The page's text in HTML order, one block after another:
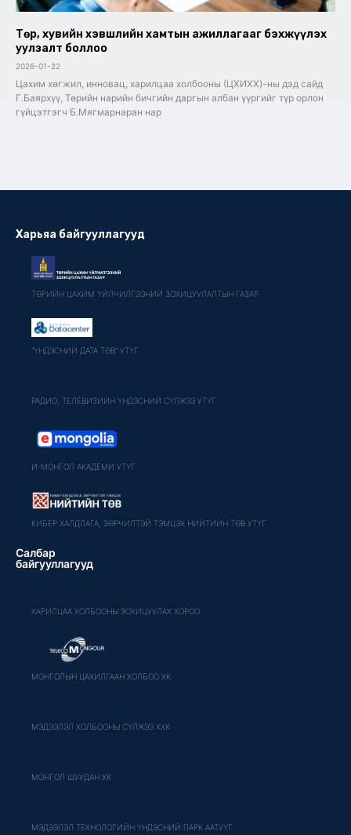
Төр, хувийн хэвшлийн хамтын ажиллагааг бэхжүүлэх
уулзалт боллоо
2026-01-22
Цахим хөгжил, инновац, харилцаа холбооны (ЦХИХХ)-ны дэд сайд
Г.Баярхүү, Төрийн нарийн бичгийн даргын албан үүргийг түр орлон
гүйцэтгэгч Б.Мягмарнаран нар
Харьяа байгууллагууд
ТӨРИЙН ЦАХИМ ҮЙЛЧИЛГЭЭНИЙ ЗОХИЦУУЛАЛТЫН ГАЗАР
"ҮНДЭСНИЙ ДАТА ТӨВ" УТҮГ
РАДИО, ТЕЛЕВИЗИЙН ҮНДЭСНИЙ СҮЛЖЭЭ УТҮГ
И-МОНГОЛ АКАДЕМИ УТҮГ
КИБЕР ХАЛДЛАГА, ЗӨРЧИЛТЭЙ ТЭМЦЭХ НИЙТИЙН ТӨВ УТҮГ
Салбар
байгууллагууд
ХАРИЛЦАА ХОЛБООНЫ ЗОХИЦУУЛАХ ХОРОО
МОНГОЛЫН ЦАХИЛГААН ХОЛБОО ХК
МЭДЭЭЛЭЛ ХОЛБООНЫ СҮЛЖЭЭ ХХК
МОНГОЛ ШУУДАН ХК
МЭДЭЭЛЭЛ ТЕХНОЛОГИЙН ҮНДЭСНИЙ ПАРК ААТУҮГ